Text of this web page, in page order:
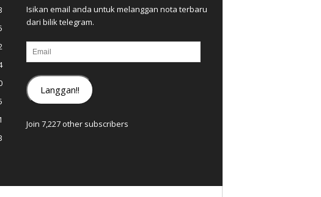
Isikan email anda untuk melanggan nota terbaru
dari bilik telegram.
Email
Langgan!!
Join 7,227 other subscribers